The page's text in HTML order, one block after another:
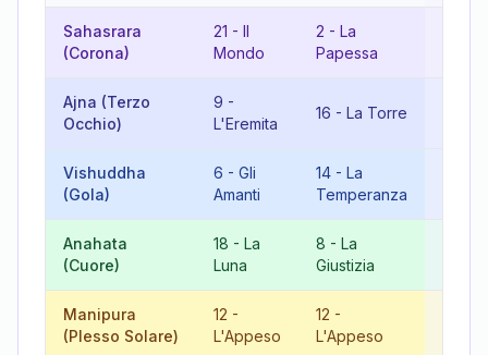
Sahasrara
(Corona)
21 - Il
Mondo
2 - La
Papessa
Ajna (Terzo
Occhio)
9 -
L'Eremita
16 - La Torre
Vishuddha
(Gola)
6 - Gli
Amanti
14 - La
Temperanza
Anahata
(Cuore)
18 - La
Luna
8 - La
Giustizia
Manipura
(Plesso Solare)
12 -
L'Appeso
12 -
L'Appeso